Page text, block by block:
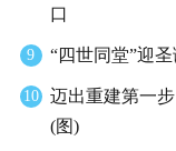
口
9 “四世同堂”迎
10
迈出重建第一
(图)